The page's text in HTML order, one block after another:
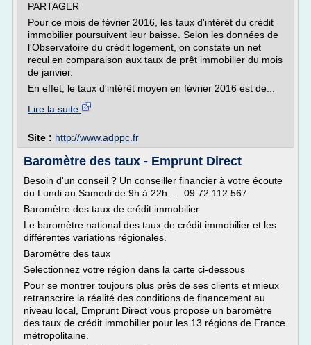
PARTAGER
Pour ce mois de février 2016, les taux d'intérêt du crédit
immobilier poursuivent leur baisse. Selon les données de
l'Observatoire du crédit logement, on constate un net
recul en comparaison aux taux de prêt immobilier du mois
de janvier.
En effet, le taux d'intérêt moyen en février 2016 est de...
Lire la suite
Site : http://www.adppc.fr
Baromètre des taux - Emprunt Direct
Besoin d'un conseil ? Un conseiller financier à votre écoute
du Lundi au Samedi de 9h à 22h... 09 72 112 567
Baromètre des taux de crédit immobilier
Le baromètre national des taux de crédit immobilier et les
différentes variations régionales.
Baromètre des taux
Selectionnez votre région dans la carte ci-dessous
Pour se montrer toujours plus près de ses clients et mieux
retranscrire la réalité des conditions de financement au
niveau local, Emprunt Direct vous propose un baromètre
des taux de crédit immobilier pour les 13 régions de France
métropolitaine.